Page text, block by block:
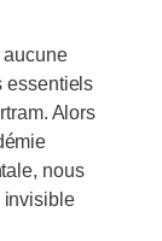
aucune
essentiels
Alors
nous
invisible